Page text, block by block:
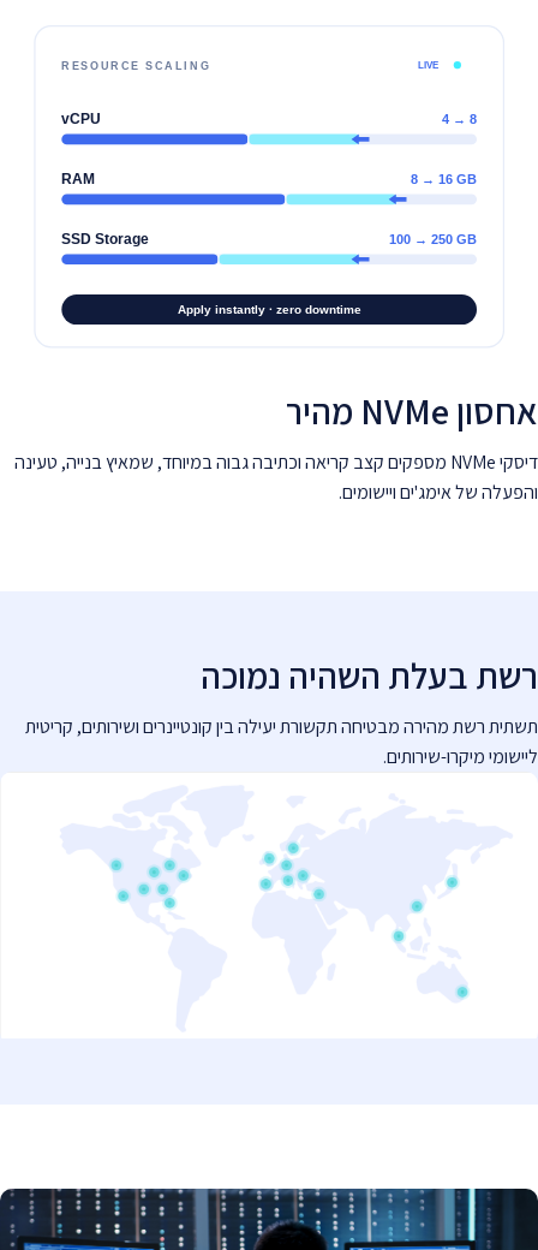
אחסון NVMe מהיר
דיסקי NVMe מספקים קצב קריאה וכתיבה גבוה במיוחד, שמאיץ בנייה, טעינה
והפעלה של אימג'ים ויישומים.
רשת בעלת השהיה נמוכה
תשתית רשת מהירה מבטיחה תקשורת יעילה בין קונטיינרים ושירותים, קריטית
ליישומי מיקרו-שירותים.